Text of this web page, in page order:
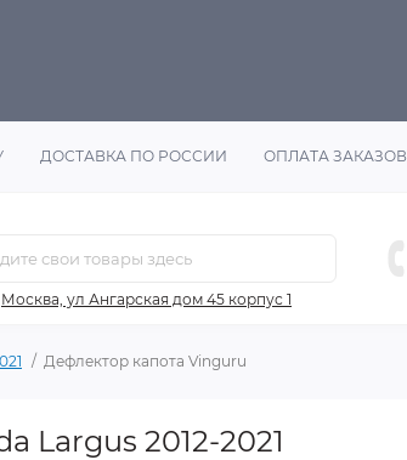
ДОСТАВКА ПО РОССИИ ОПЛАТА ЗАКАЗОВ
Москва, ул Ангарская дом 45 корпус 1
Дефлектор капота Vinguru
Largus 2012-2021